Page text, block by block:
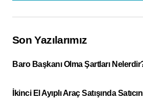
Son Yazılarımız
Baro Başkanı Olma Şartları
İkinci El Ayıplı Araç Satışında